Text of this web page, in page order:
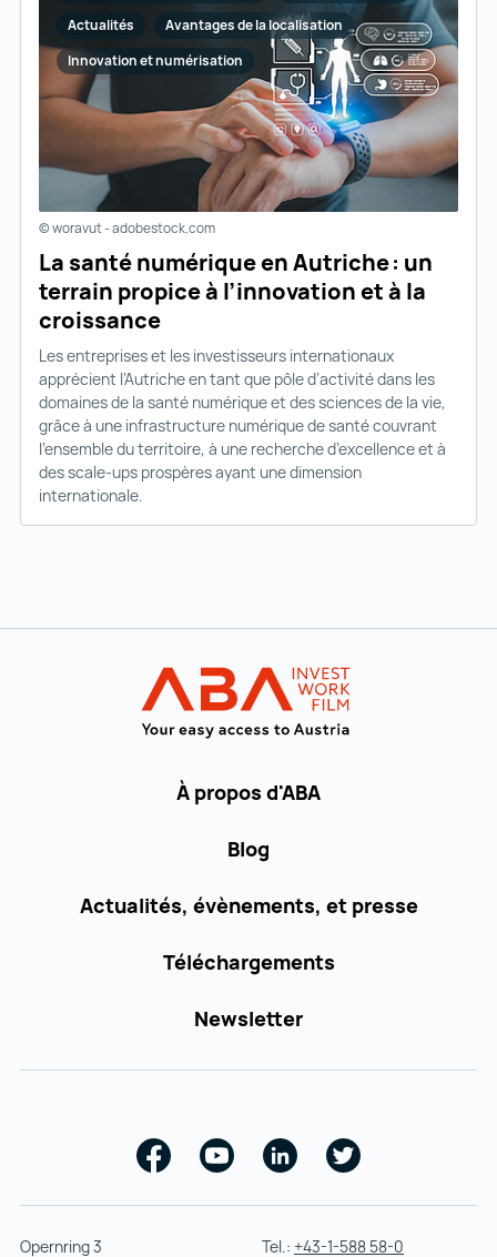
Actualités
Avantages de la localisation
Innovation et numérisation
© woravut - adobestock.com
La santé numérique en Autriche : un
terrain propice à l’innovation et à la
croissance
Les entreprises et les investisseurs internationaux
apprécient l’Autriche en tant que pôle d’activité dans les
domaines de la santé numérique et des sciences de la vie,
grâce à une infrastructure numérique de santé couvrant
l’ensemble du territoire, à une recherche d’excellence et à
des scale-ups prospères ayant une dimension
internationale.
À propos d'ABA
Blog
Actualités, évènements, et presse
Téléchargements
Newsletter
Facebook
Youtube
Linkedin
Twitter
Opernring 3 Tel.: +43-1-588 58-0